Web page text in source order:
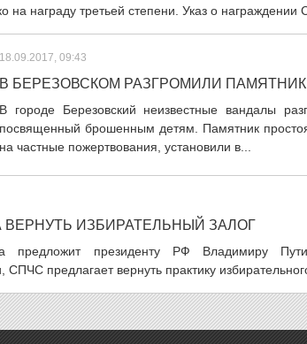
на награду третьей степени. Указ о награждении
18.09.2017, 09:43
В БЕРЕЗОВСКОМ РАЗГРОМИЛИ
В городе Березовский неизвестные вандалы
посвященный брошенным детям. Памятник
на частные пожертвования, установили в...
ИЗБИРАТЕЛЬНЫЙ ЗАЛОГ
предложит президенту РФ Владимиру
СПЧС предлагает вернуть практику